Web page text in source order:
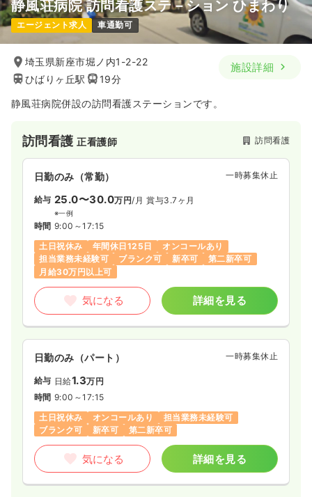
静風荘病院 訪問看護ステ－ション ひまわり
エージェント求人 車通勤可
埼玉県新座市堀ノ内1-2-22
ひばりヶ丘駅
19分
施設詳細
静風荘病院併設の訪問看護ステーションです。
訪問看護正看護師 訪問看護
日勤のみ（常勤） 一時募集休止
給与 25.0〜30.0万円/月 賞与3.7ヶ月
※一例
時間 9:00～17:15
土日祝休み
年間休日125日
オンコールあり
担当業務未経験可
ブランク可 新卒可
第二新卒可
月給30万円以上可
気になる 詳細を見る
日勤のみ（パート） 一時募集休止
給与 日給1.3万円
時間 9:00～17:15
土日祝休み
オンコールあり
担当業務未経験可
ブランク可
新卒可 第二新卒可
気になる 詳細を見る